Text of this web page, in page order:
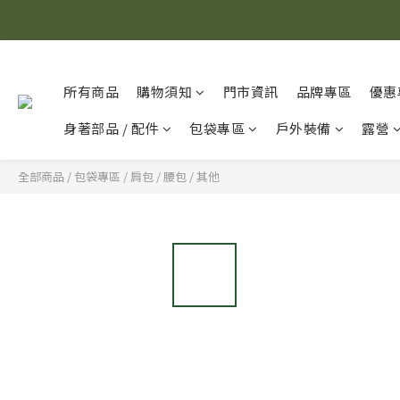
所有商品 購物須知 門市資訊 品牌專區
優
身著部品 / 配件
包袋專區 戶外裝備 露營
全部商品 / 包袋專區 / 肩包 / 腰包 / 其他